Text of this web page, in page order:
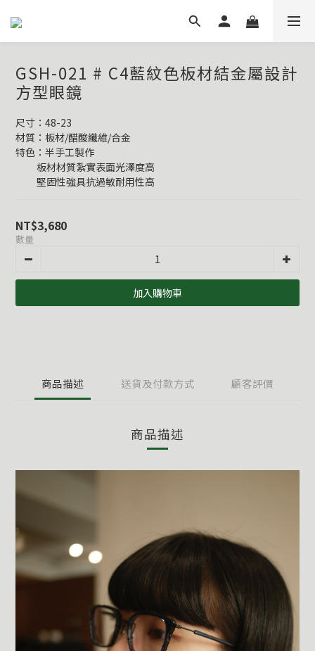
GSH-021 # C4藍紋色板材結金屬設計
方型眼鏡
尺寸：48-23
材質：板材/醋酸纖維/合金
特色：半手工製作
          板材材質紮實表面光澤度高
          堅固性強具抗過敏耐用性高
NT$3,680
數量
加入購物車
商品描述 送貨及付款方式 顧客評價
商品描述